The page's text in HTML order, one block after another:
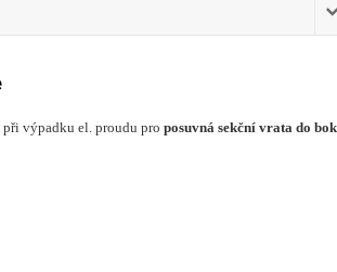
výpadku el. proudu pro posuvná sekční vrata do